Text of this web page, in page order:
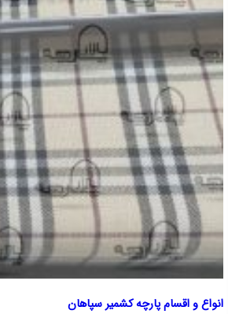
انواع و اقسام پارچه کشمیر سپاهان